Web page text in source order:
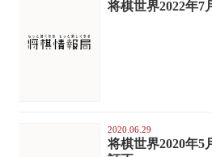
将棋世界2022年7
2020.06.29
将棋世界2020年5